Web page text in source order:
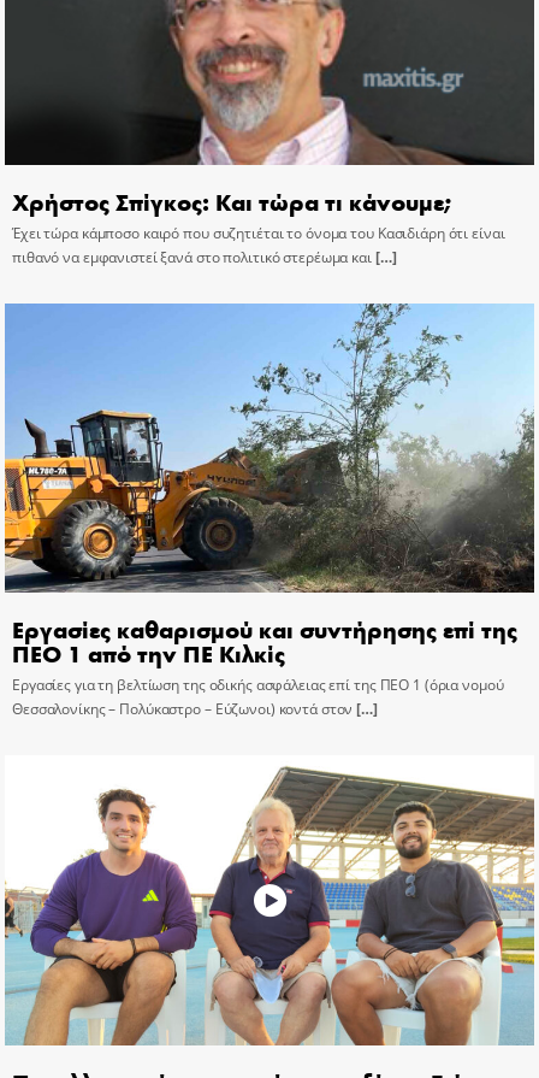
Χρήστος Σπίγκος: Και τώρα τι κάνουμε;
Έχει τώρα κάμποσο καιρό που συζητιέται το όνομα του Κασιδιάρη ότι είναι
πιθανό να εμφανιστεί ξανά στο πολιτικό στερέωμα και[…]
Εργασίες καθαρισμού και συντήρησης επί της
ΠΕΟ 1 από την ΠΕ Κιλκίς
Εργασίες για τη βελτίωση της οδικής ασφάλειας επί της ΠΕΟ 1 (όρια νομού
Θεσσαλονίκης – Πολύκαστρο – Εύζωνοι) κοντά στον […]